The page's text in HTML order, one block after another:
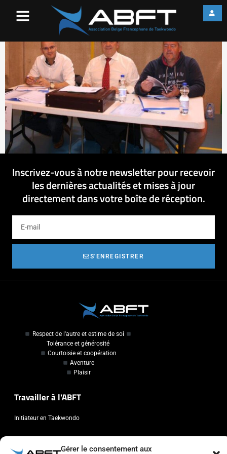
Gérer le consentement aux
Inscrivez-vous à notre newsletter pour recevoir
les dernières actualités et mises à jour
directement dans votre boîte de réception.
S'ENREGISTRER
Respect de l'autre et estime de soi
Tolérance et générosité
Courtoisie et coopération
Aventure
Plaisir
Travailler à l'ABFT
Initiateur en Taekwondo